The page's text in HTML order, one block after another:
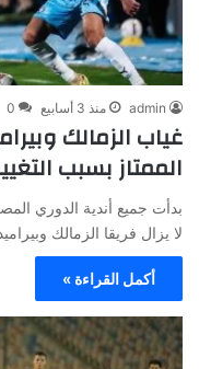
admin منذ 3 أسابيع 0
غياب الزمالك
الممتاز بسبب
بدأت جميع أندية الدوري
لا يزال فريقا الزمالك
أكمل القراءة »